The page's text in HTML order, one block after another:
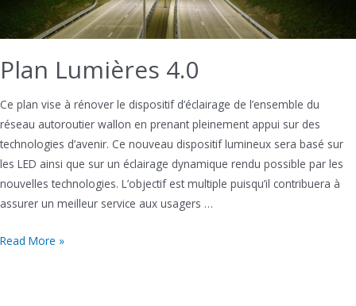
Plan Lumières 4.0
Ce plan vise à rénover le dispositif d’éclairage de l’ensemble du
réseau autoroutier wallon en prenant pleinement appui sur des
technologies d’avenir. Ce nouveau dispositif lumineux sera basé sur
les LED ainsi que sur un éclairage dynamique rendu possible par les
nouvelles technologies. L’objectif est multiple puisqu’il contribuera à
assurer un meilleur service aux usagers …
Plan
Read More »